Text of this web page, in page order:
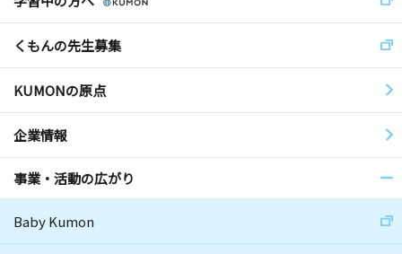
くもんの先生募集
KUMONの原点
企業情報
事業・活動の広がり
Baby Kumon